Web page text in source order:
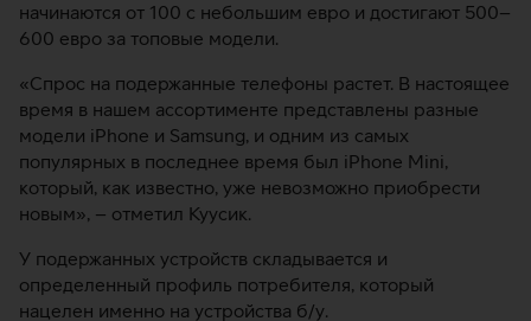
начинаются от 100 с небольшим евро и достигают 500–
600 евро за топовые модели.
«Спрос на подержанные телефоны растет. В настоящее
время в нашем ассортименте представлены разные
модели iPhone и Samsung, и одним из самых
популярных в последнее время был iPhone Mini,
который, как известно, уже невозможно приобрести
новым», – отметил Куусик.
У подержанных устройств складывается и
определенный профиль потребителя, который
нацелен именно на устройства б/у.